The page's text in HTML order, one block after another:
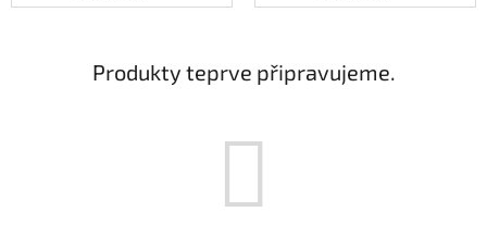
Produkty teprve připravujeme.